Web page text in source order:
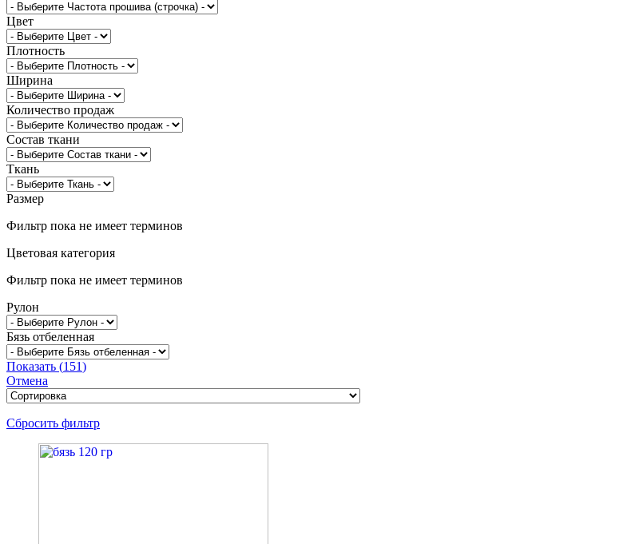
Цвет
Плотность
Ширина
Количество продаж
Состав ткани
Ткань
Размер
Фильтр пока не имеет терминов
Цветовая категория
Фильтр пока не имеет терминов
Рулон
Бязь отбеленная
Показать (151)
Отмена
Сбросить фильтр